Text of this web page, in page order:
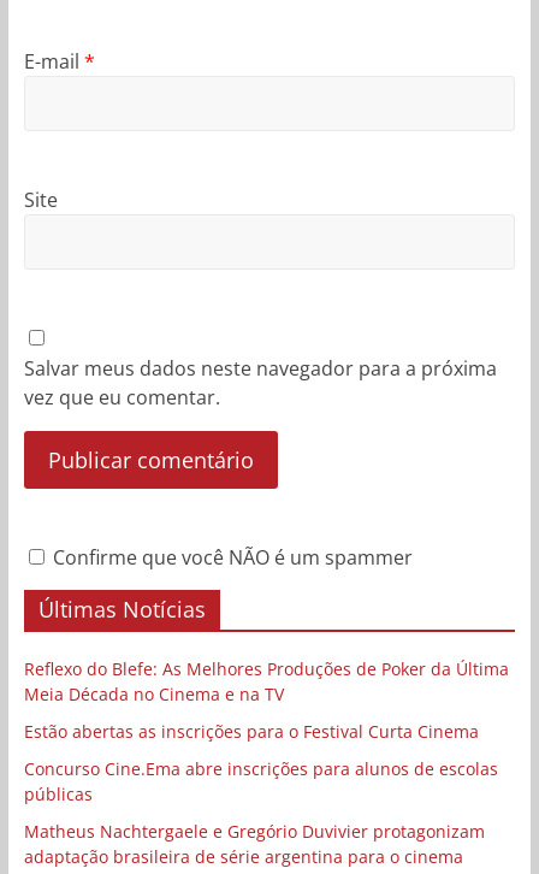
E-mail *
Site
Salvar meus dados neste navegador para a próxima
vez que eu comentar.
Confirme que você NÃO é um spammer
Últimas Notícias
Reflexo do Blefe: As Melhores Produções de Poker da Última
Meia Década no Cinema e na TV
Estão abertas as inscrições para o Festival Curta Cinema
Concurso Cine.Ema abre inscrições para alunos de escolas
públicas
Matheus Nachtergaele e Gregório Duvivier protagonizam
adaptação brasileira de série argentina para o cinema